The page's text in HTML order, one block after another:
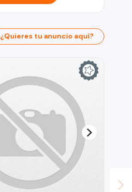
¿Quieres tu anuncio aquí?